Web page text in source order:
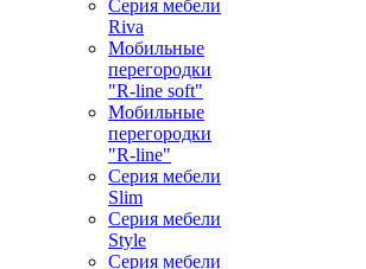
Серия мебели
Riva
Мобильные
перегородки
"R-line soft"
Мобильные
перегородки
"R-line"
Серия мебели
Slim
Серия мебели
Style
Серия мебели